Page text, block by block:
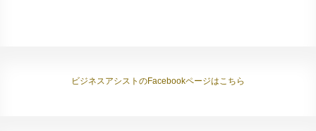
ビジネスアシストのFacebookページはこちら